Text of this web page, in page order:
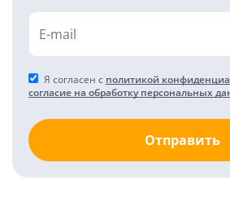
Я согласен с политикой
согласие на обработку персональных
Отправить